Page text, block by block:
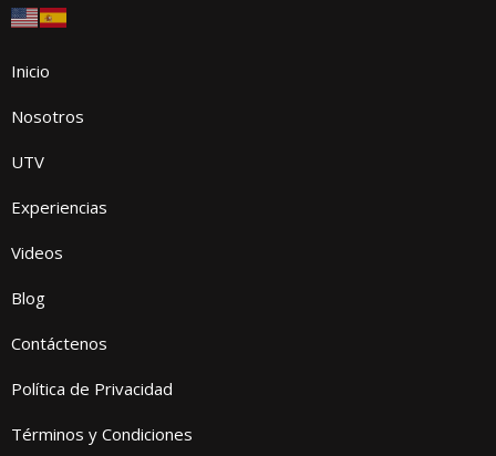
Inicio
Nosotros
UTV
Experiencias
Videos
Blog
Contáctenos
Política de Privacidad
Términos y Condiciones